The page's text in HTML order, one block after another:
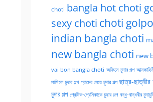
choti bangla hot choti
sexy choti choti golpo
indian bangla choti
new bangla choti new
vai bon bangla choti অফিসে চুদার গল্প
মাসিকে চুদার গল্প গ্রামের মেয়ে চুদার গল্প ছাত্র-ছাত্রীর
চুদার গল্প প্রেমিক-প্রেমিকাকে চুদার গল্প বন্ধু-বান্ধবীর